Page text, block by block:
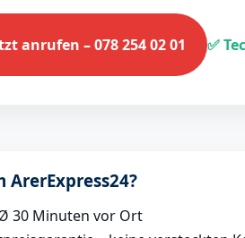
anrufen – 078 254 02 01 ✅
ArerExpress24?
30 Minuten vor Ort